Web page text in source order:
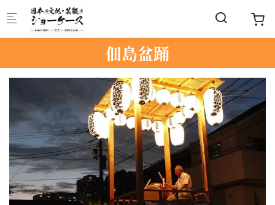
Skip to main content
佃島盆踊